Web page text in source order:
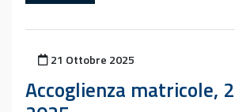
Pubblicato il
21 Ottobre 2025
Accoglienza matricole,